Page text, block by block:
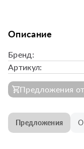
Описание
Бренд:
Артикул:
Предложения
Предложения